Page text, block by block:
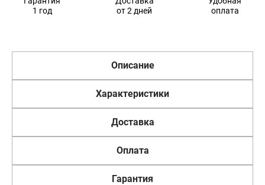
1 год
от 2 дней
оплата
Описание
Характеристики
Доставка
Оплата
Гарантия